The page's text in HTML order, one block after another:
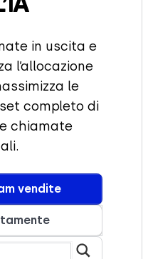
in uscita e
l’allocazione
le
completo di
chiamate
vendite